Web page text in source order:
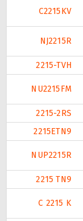
C2215KV
NJ2215R
2215-TVH
NU2215FM
2215-2RS
2215ETN9
NUP2215R
2215 TN9
C 2215 K